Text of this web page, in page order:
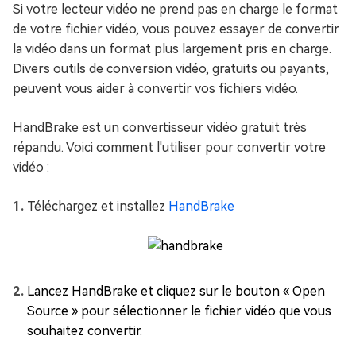
Si votre lecteur vidéo ne prend pas en charge le format
de votre fichier vidéo, vous pouvez essayer de convertir
la vidéo dans un format plus largement pris en charge.
Divers outils de conversion vidéo, gratuits ou payants,
peuvent vous aider à convertir vos fichiers vidéo.
HandBrake est un convertisseur vidéo gratuit très
répandu. Voici comment l'utiliser pour convertir votre
vidéo :
Téléchargez et installez HandBrake
Lancez HandBrake et cliquez sur le bouton « Open
Source » pour sélectionner le fichier vidéo que vous
souhaitez convertir.